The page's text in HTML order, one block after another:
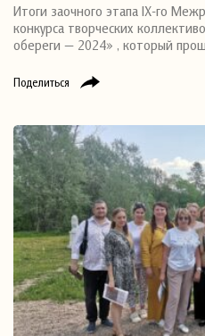
Поделиться
Итоги заочного этапа IX-го
конкурса творческих
обереги — 2024» , который